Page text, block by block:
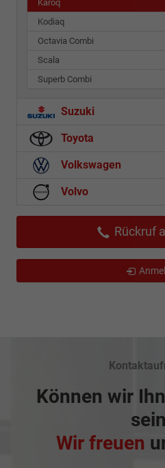
Karoq
Kodiaq
Octavia Combi
Scala
Superb Combi
Suzuki
Toyota
Volkswagen
Volvo
Rückruf
Können wir
Wir freuen